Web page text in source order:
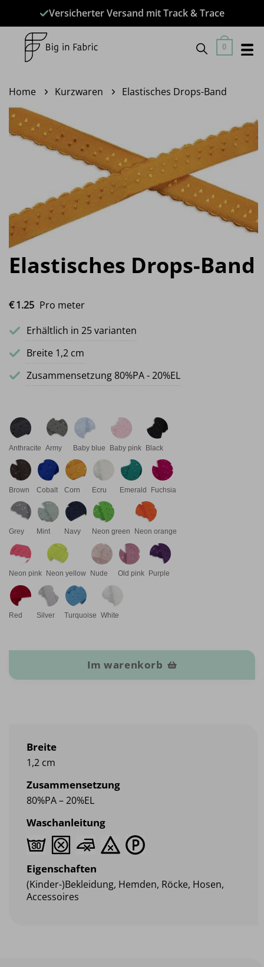
springen
Versicherter Versand mit Track & Trace
0
Home Kurzwaren Elastisches Drops-Band
Elastisches Drops-Band
€1.25 Pro meter
Erhältlich in 25 varianten
Breite 1,2 cm
Zusammensetzung 80%PA - 20%EL
Anthracite Army Baby blue Baby pink Black
Brown Cobalt Corn Ecru Emerald Fuchsia
Grey Mint Navy Neon green Neon orange
Neon pink Neon yellow Nude Old pink Purple
Red Silver Turquoise White
Im warenkorb
Breite
1,2 cm
Zusammensetzung
80%PA – 20%EL
Waschanleitung
Eigenschaften
(Kinder-)Bekleidung, Hemden, Röcke, Hosen,
Accessoires